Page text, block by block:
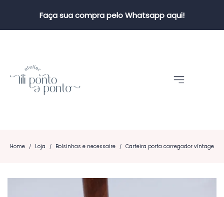
Faça sua compra pelo Whatsapp aqui!
Home / Loja / Bolsinhas e necessaire / Carteira porta carregador víntage